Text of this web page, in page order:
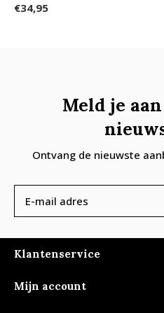
€34,95
Meld je
Ontvang de nieuwste
Klantenservice
Mijn account